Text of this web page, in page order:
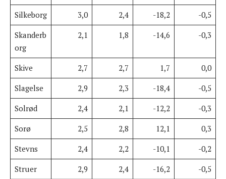
Silkeborg
3,0 2,4 -18,2
-0,5
Skanderb
org
2,1 1,8 -14,6 -0,3
Skive 2,7 2,7 1,7
0,0
Slagelse
2,9 2,3 -18,4
-0,5
Solrød
2,4 2,1 -12,2
-0,3
Sorø
2,5 2,8 12,1
0,3
Stevns
2,4 2,2 -10,1
-0,2
Struer
2,9 2,4 -16,2
-0,5